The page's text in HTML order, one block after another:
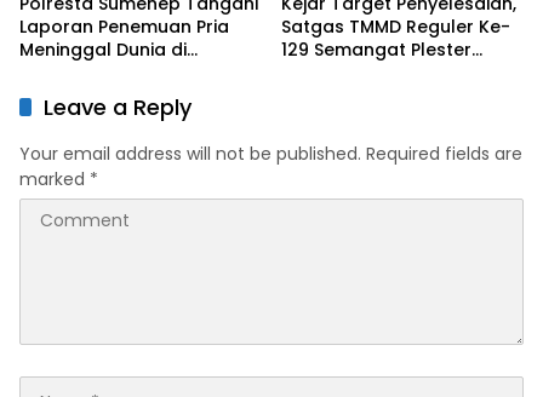
Laporan Penemuan Pria
Meninggal Dunia di
Satgas TMMD Reguler Ke-
129 Semangat Plester
Leave a Reply
Your email address will not be published. Required fields are
marked *